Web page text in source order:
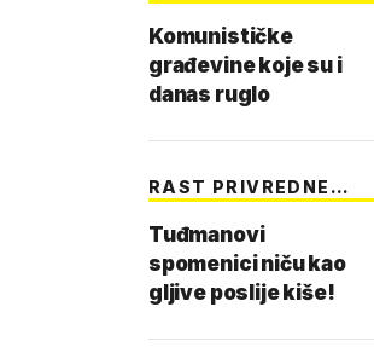
Komunističke
građevine koje su i
danas ruglo
RAST PRIVREDNE
Tuđmanovi
spomenici niču kao
gljive poslije kiše!